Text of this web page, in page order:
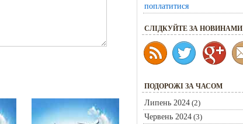
поплатитися
CЛІДКУЙТЕ ЗА НОВИНАМИ
ПОДОРОЖІ ЗА ЧАСОМ
Липень 2024(2)
Червень 2024(3)